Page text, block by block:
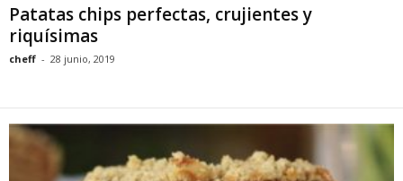
Patatas chips perfectas, crujientes y
riquísimas
cheff - 28 junio, 2019